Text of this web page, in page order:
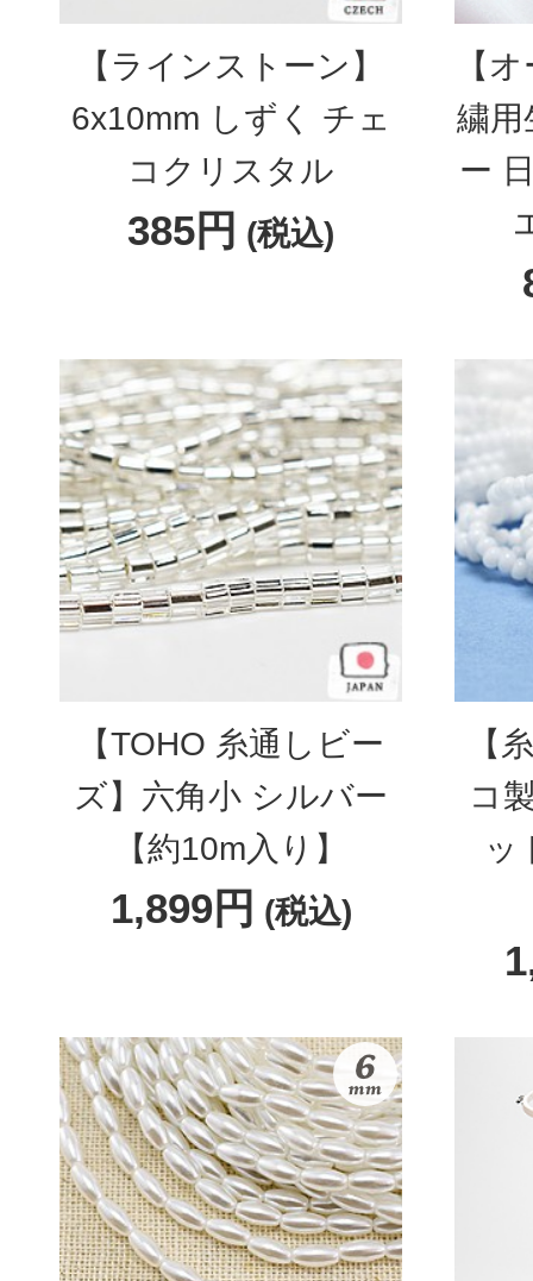
【ラインストーン】
6x10mm しずく チェ
コクリスタル
385円 (税込)
【
繍用
ー
【TOHO 糸通しビー
ズ】六角小 シルバー
【約10m入り】
1,899円 (税込)
【
コ
ッ